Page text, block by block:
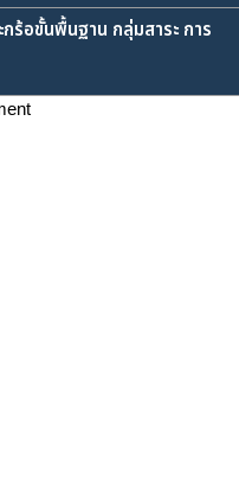
ร้อขั้นพื้นฐาน กลุ่มสาระ การ